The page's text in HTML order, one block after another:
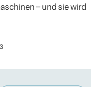
– und sie wird